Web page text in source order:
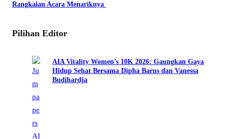
Rangkaian Acara Menariknya
Pilihan Editor
AIA Vitality Women’s 10K 2026: Gaungkan Gaya
Hidup Sehat Bersama Dipha Barus dan Vanessa
Budihardja